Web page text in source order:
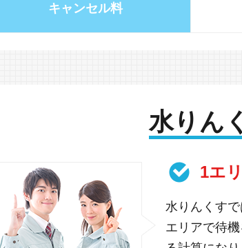
キャンセル料
水りん
1エ
水りんくす
エリアで待